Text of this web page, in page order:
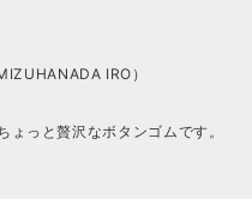
IRO）
っと贅沢なボタンゴムです。